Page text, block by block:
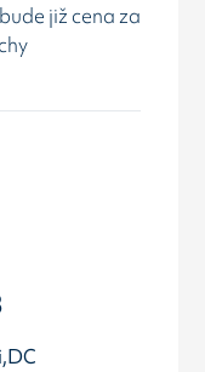
již cena za